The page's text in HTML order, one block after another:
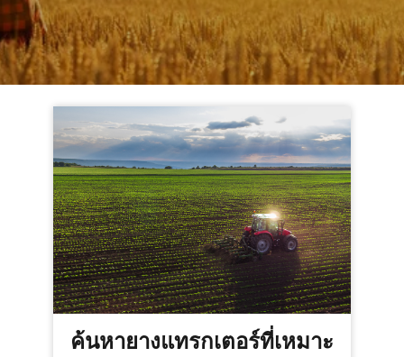
ค้นหายางแทรกเตอร์ที่เหมาะ